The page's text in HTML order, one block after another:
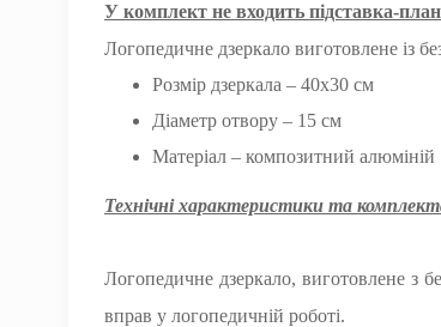
У комплект не входить підставка-
Логопедичне дзеркало виготовлене із
Розмір дзеркала – 40х30 см
Діаметр отвору – 15 см
Матеріал – композитний алюміній
Технічні характеристики та
Логопедичне дзеркало, виготовлене з
вправ у логопедичній роботі.